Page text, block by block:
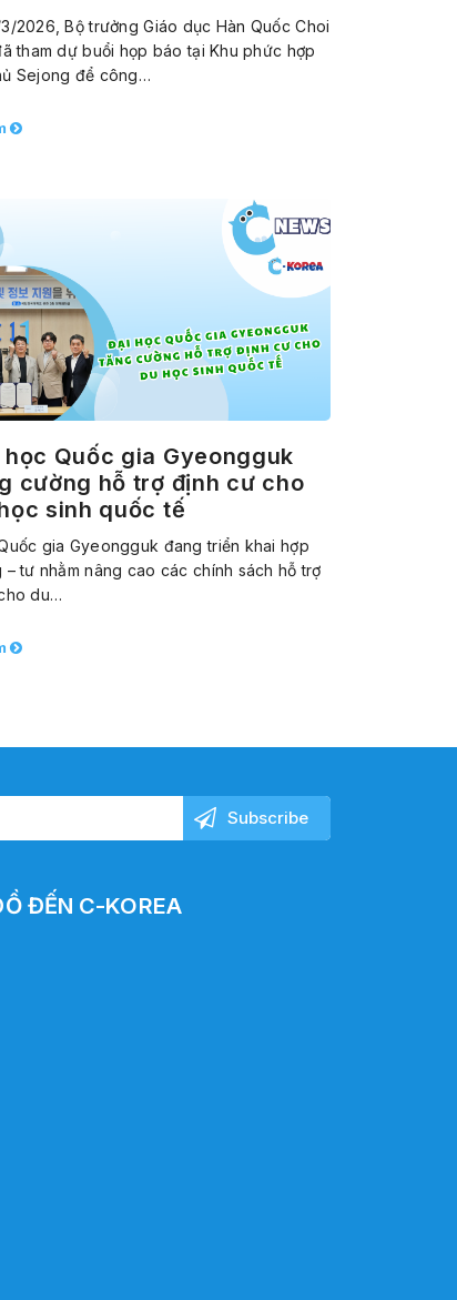
2026, Bộ trưởng Giáo dục Hàn Quốc Choi
tham dự buổi họp báo tại Khu phức hợp
Sejong để công…
Quốc gia Gyeongguk
cường hỗ trợ định cư cho
sinh quốc tế
gia Gyeongguk đang triển khai hợp
– tư nhằm nâng cao các chính sách hỗ trợ
du…
ĐẾN C-KOREA